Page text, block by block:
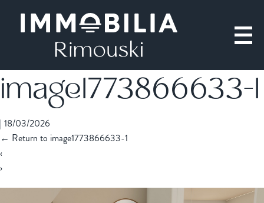
image1773866633-1
| 18/03/2026
← Return to image1773866633-1
‹
›